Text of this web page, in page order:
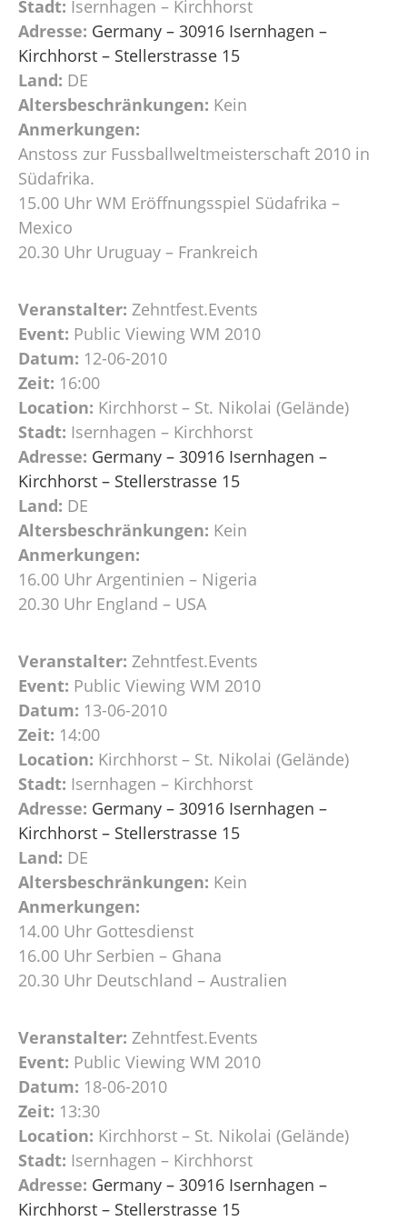
Stadt: Isernhagen – Kirchhorst
Adresse: Germany – 30916 Isernhagen –
Kirchhorst – Stellerstrasse 15
Land: DE
Altersbeschränkungen: Kein
Anmerkungen:
Anstoss zur Fussballweltmeisterschaft 2010 in
Südafrika.
15.00 Uhr WM Eröffnungsspiel Südafrika –
Mexico
20.30 Uhr Uruguay – Frankreich
Veranstalter: Zehntfest.Events
Event: Public Viewing WM 2010
Datum: 12-06-2010
Zeit: 16:00
Location: Kirchhorst – St. Nikolai (Gelände)
Stadt: Isernhagen – Kirchhorst
Adresse: Germany – 30916 Isernhagen –
Kirchhorst – Stellerstrasse 15
Land: DE
Altersbeschränkungen: Kein
Anmerkungen:
16.00 Uhr Argentinien – Nigeria
20.30 Uhr England – USA
Veranstalter: Zehntfest.Events
Event: Public Viewing WM 2010
Datum: 13-06-2010
Zeit: 14:00
Location: Kirchhorst – St. Nikolai (Gelände)
Stadt: Isernhagen – Kirchhorst
Adresse: Germany – 30916 Isernhagen –
Kirchhorst – Stellerstrasse 15
Land: DE
Altersbeschränkungen: Kein
Anmerkungen:
14.00 Uhr Gottesdienst
16.00 Uhr Serbien – Ghana
20.30 Uhr Deutschland – Australien
Veranstalter: Zehntfest.Events
Event: Public Viewing WM 2010
Datum: 18-06-2010
Zeit: 13:30
Location: Kirchhorst – St. Nikolai (Gelände)
Stadt: Isernhagen – Kirchhorst
Adresse: Germany – 30916 Isernhagen –
Kirchhorst – Stellerstrasse 15